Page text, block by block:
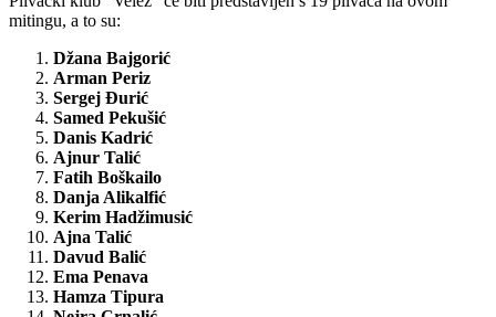
mitingu, a to su:
Džana Bajgorić
Arman Periz
Sergej Đurić
Samed Pekušić
Danis Kadrić
Ajnur Talić
Fatih Boškailo
Danja Alikalfić
Kerim Hadžimusić
Ajna Talić
Davud Balić
Ema Penava
Hamza Tipura